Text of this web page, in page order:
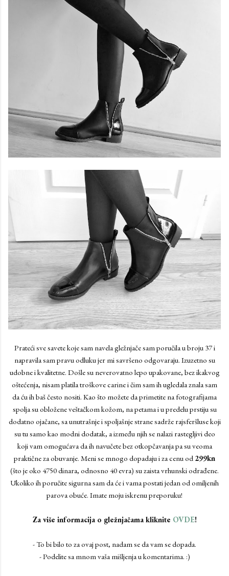
Prateći sve savete koje sam navela gležnjače sam poručila u broju 37 i
napravila sam pravu odluku jer mi savršeno odgovaraju. Izuzetno su
udobne i kvalitetne. Došle su neverovatno lepo upakovane, bez ikakvog
oštećenja, nisam platila troškove carine i čim sam ih ugledala znala sam
da ću ih baš često nositi. Kao što možete da primetite na fotografijama
spolja su obložene veštačkom kožom, na petama i u predelu prstiju su
dodatno ojačane, sa unutrašnje i spoljašnje strane sadrže rajsferšluse koji
su tu samo kao modni dodatak, a između njih se nalazi rastegljivi deo
koji vam omogućava da ih navučete bez otkopčavanja pa su veoma
praktične za obuvanje. Meni se mnogo dopadaju i za cenu od 299kn
(što je oko 4750 dinara, odnosno 40 evra) su zaista vrhunski odrađene.
Ukoliko ih poručite sigurna sam da će i vama postati jedan od omiljenih
parova obuće. Imate moju iskrenu preporuku!
Za više informacija o gležnjačama kliknite OVDE!
- To bi bilo to za ovaj post, nadam se da vam se dopada.
- Podelite sa mnom vaša mišljenja u komentarima. :)